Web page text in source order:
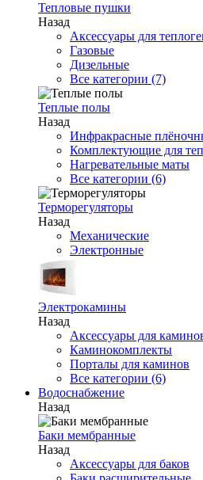
Тепловые пушки
Назад
Аксессуары для
Газовые
Дизельные
Все категории (7)
Теплые полы
Назад
Инфракрасные
Комплектующие для
Нагревательные маты
Все категории (6)
Терморегуляторы
Назад
Механические
Электронные
Электрокамины
Назад
Аксессуары для
Каминокомплекты
Порталы для каминов
Все категории (6)
Водоснабжение
Назад
Баки мембранные
Назад
Аксессуары для баков